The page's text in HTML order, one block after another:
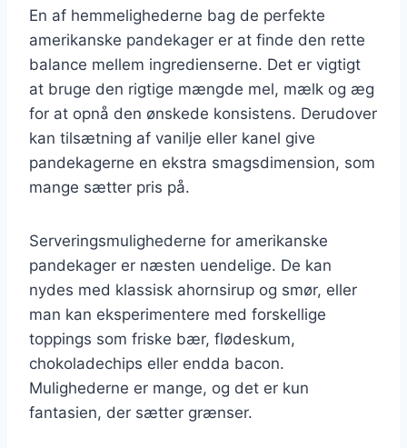
En af hemmelighederne bag de perfekte
amerikanske pandekager er at finde den rette
balance mellem ingredienserne. Det er vigtigt
at bruge den rigtige mængde mel, mælk og æg
for at opnå den ønskede konsistens. Derudover
kan tilsætning af vanilje eller kanel give
pandekagerne en ekstra smagsdimension, som
mange sætter pris på.
Serveringsmulighederne for amerikanske
pandekager er næsten uendelige. De kan
nydes med klassisk ahornsirup og smør, eller
man kan eksperimentere med forskellige
toppings som friske bær, flødeskum,
chokoladechips eller endda bacon.
Mulighederne er mange, og det er kun
fantasien, der sætter grænser.